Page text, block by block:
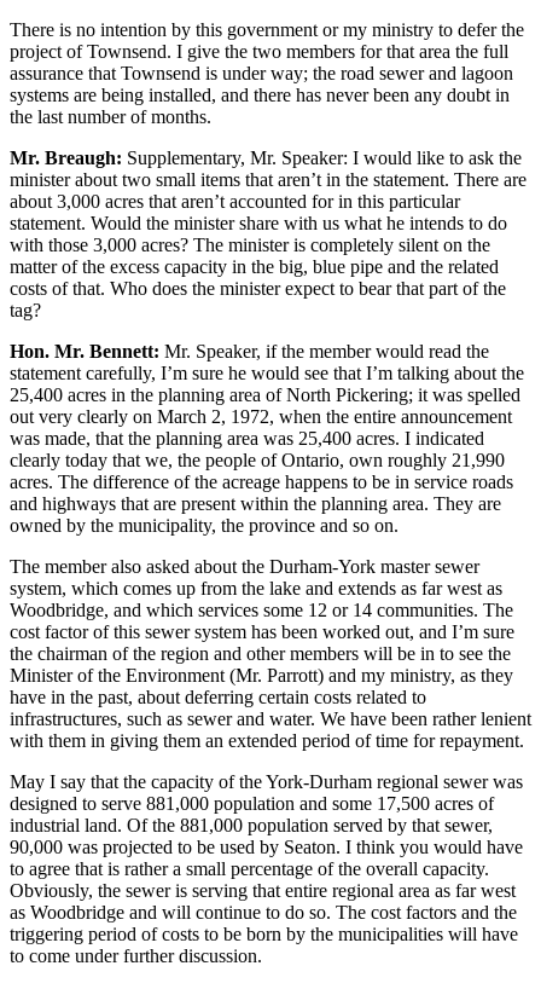
There is no intention by this government or my ministry to defer the
project of Townsend. I give the two members for that area the full
assurance that Townsend is under way; the road sewer and lagoon
systems are being installed, and there has never been any doubt in
the last number of months.
Mr. Breaugh: Supplementary, Mr. Speaker: I would like to ask the
minister about two small items that aren’t in the statement. There are
about 3,000 acres that aren’t accounted for in this particular
statement. Would the minister share with us what he intends to do
with those 3,000 acres? The minister is completely silent on the
matter of the excess capacity in the big, blue pipe and the related
costs of that. Who does the minister expect to bear that part of the
tag?
Hon. Mr. Bennett: Mr. Speaker, if the member would read the
statement carefully, I’m sure he would see that I’m talking about the
25,400 acres in the planning area of North Pickering; it was spelled
out very clearly on March 2, 1972, when the entire announcement
was made, that the planning area was 25,400 acres. I indicated
clearly today that we, the people of Ontario, own roughly 21,990
acres. The difference of the acreage happens to be in service roads
and highways that are present within the planning area. They are
owned by the municipality, the province and so on.
The member also asked about the Durham-York master sewer
system, which comes up from the lake and extends as far west as
Woodbridge, and which services some 12 or 14 communities. The
cost factor of this sewer system has been worked out, and I’m sure
the chairman of the region and other members will be in to see the
Minister of the Environment (Mr. Parrott) and my ministry, as they
have in the past, about deferring certain costs related to
infrastructures, such as sewer and water. We have been rather lenient
with them in giving them an extended period of time for repayment.
May I say that the capacity of the York-Durham regional sewer was
designed to serve 881,000 population and some 17,500 acres of
industrial land. Of the 881,000 population served by that sewer,
90,000 was projected to be used by Seaton. I think you would have
to agree that is rather a small percentage of the overall capacity.
Obviously, the sewer is serving that entire regional area as far west
as Woodbridge and will continue to do so. The cost factors and the
triggering period of costs to be born by the municipalities will have
to come under further discussion.